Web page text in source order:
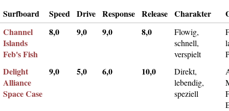
Surfboard Speed Drive Response Release Charakter
Channel
Islands
Feb's Fish
8,0 9,0 9,0 8,0
Flowig,
schnell,
verspielt
Delight
Alliance
Space Case
9,0 5,0 6,0 10,0
Direkt,
lebendig,
speziell